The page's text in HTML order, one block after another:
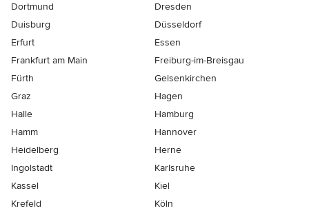
Dortmund
Dresden
Duisburg
Düsseldorf
Erfurt
Essen
Frankfurt am Main
Freiburg-im-Breisgau
Fürth
Gelsenkirchen
Graz
Hagen
Halle
Hamburg
Hamm
Hannover
Heidelberg
Herne
Ingolstadt
Karlsruhe
Kassel
Kiel
Krefeld
Köln